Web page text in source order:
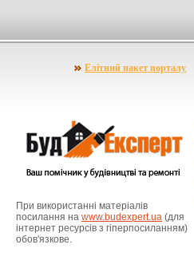
Елітний пакет порталу
При використанні матеріалів
посилання на www.budexpert.ua (для
інтернет ресурсів з гіперпосиланням)
обов'язкове.